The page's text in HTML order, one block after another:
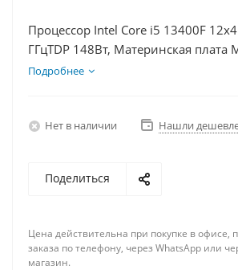
Процессор Intel Core i5 13400F
ГГцTDP 148Вт, Материнская плата
E, Видеокарта RTX 4070S 12Гб,
Подробнее
Нет в наличии Нашли
Поделиться
Цена действительна при покупке в офисе,
заказа по телефону, через WhatsApp или
магазин.